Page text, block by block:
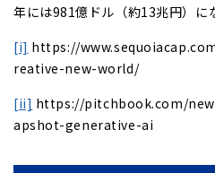
年には981億ドル（約13兆円）に
[i] https://
reative-new-world/
[ii] https://pitchbook.com/
apshot-generative-ai